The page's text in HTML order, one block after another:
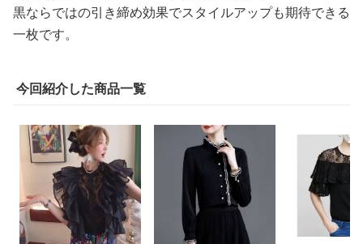
黒ならではの引き締め効果でスタイルアップも期待できる
一枚です。
今回紹介した商品一覧